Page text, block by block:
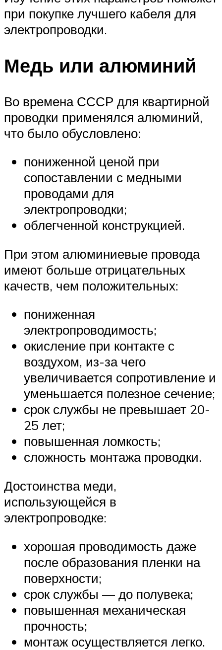
при покупке лучшего кабеля для
электропроводки.
Медь или алюминий
Во времена СССР для квартирной
проводки применялся алюминий,
что было обусловлено:
пониженной ценой при
сопоставлении с медными
проводами для
электропроводки;
облегченной конструкцией.
При этом алюминиевые провода
имеют больше отрицательных
качеств, чем положительных:
пониженная
электропроводимость;
окисление при контакте с
воздухом, из-за чего
увеличивается сопротивление и
уменьшается полезное сечение;
срок службы не превышает 20-
25 лет;
повышенная ломкость;
сложность монтажа проводки.
Достоинства меди,
использующейся в
электропроводке:
хорошая проводимость даже
после образования пленки на
поверхности;
срок службы — до полувека;
повышенная механическая
прочность;
монтаж осуществляется легко.